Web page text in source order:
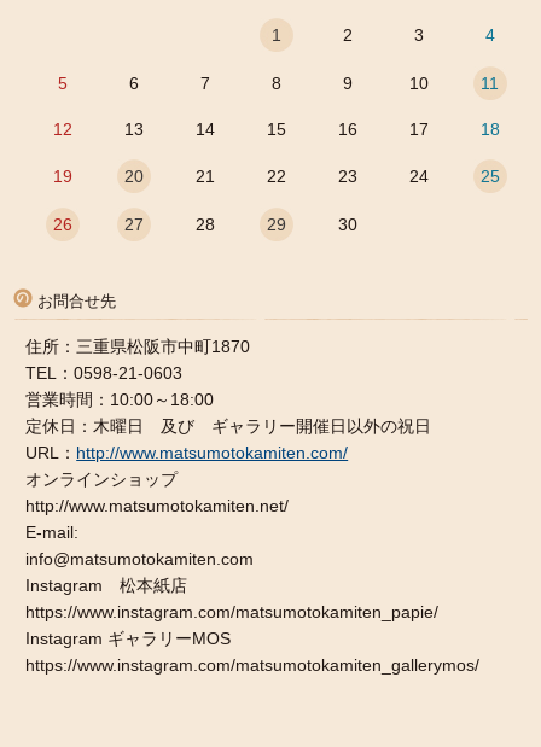
1 2 3 4
5 6 7 8 9 10 11
12 13 14 15 16 17 18
19 20 21 22 23 24 25
26 27 28 29 30
お問合せ先
住所：三重県松阪市中町1870
TEL：0598-21-0603
営業時間：10:00～18:00
定休日：木曜日 及び ギャラリー開催日以外の祝日
URL： http://www.matsumotokamiten.com/
オンラインショップ
http://www.matsumotokamiten.net/
E-mail:
info@matsumotokamiten.com
Instagram 松本紙店
https://www.instagram.com/matsumotokamiten_papie/
Instagram ギャラリーMOS
https://www.instagram.com/matsumotokamiten_gallerymos/